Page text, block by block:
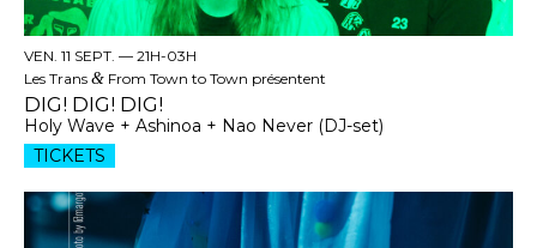
VEN. 11 SEPT. — 21H-03H
Les Trans & From Town to Town présentent
DIG! DIG! DIG!
Holy Wave + Ashinoa + Nao Never (DJ-set)
TICKETS